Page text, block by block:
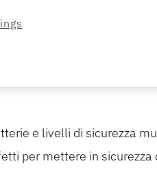
e livelli di sicurezza
per mettere in